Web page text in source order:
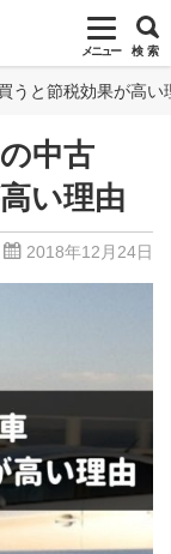
メニュー 検 索
うと節税効果が高い
中古
い理由
2018年12月24日